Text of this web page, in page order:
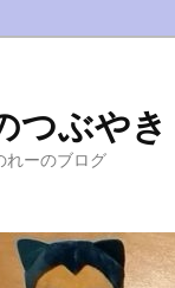
つぶやき
れーのブログ